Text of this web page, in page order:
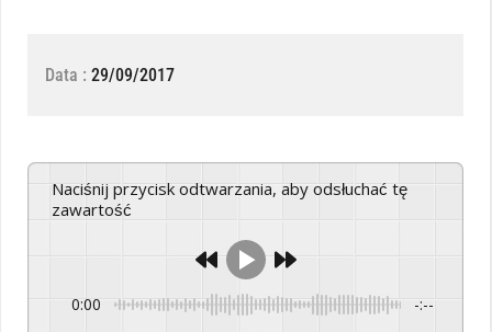
Data : 29/09/2017
Naciśnij przycisk odtwarzania, aby odsłuchać tę
zawartość
0:00 -:--